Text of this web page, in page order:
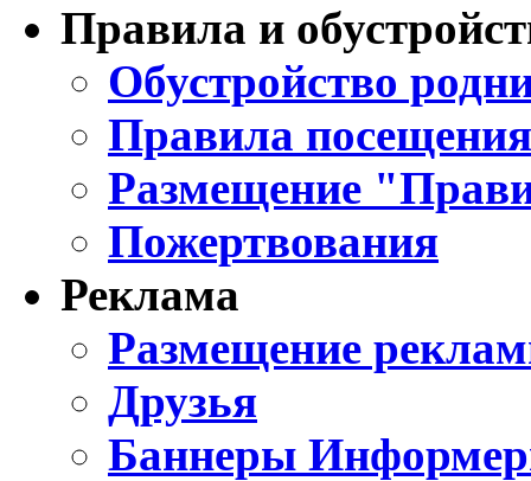
Правила и
Обустройство
Правила
Размещение
Пожертвования
Реклама
Размещение
Друзья
Баннеры